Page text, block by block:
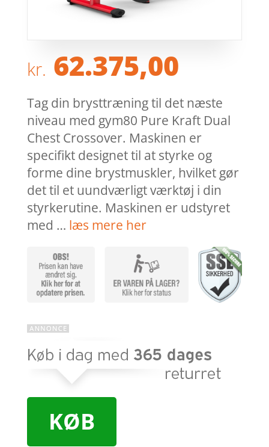
kr. 62.375,00
Tag din brysttræning til det næste
niveau med gym80 Pure Kraft Dual
Chest Crossover. Maskinen er
specifikt designet til at styrke og
forme dine brystmuskler, hvilket gør
det til et uundværligt værktøj i din
styrkerutine. Maskinen er udstyret
med … læs mere her
KØB